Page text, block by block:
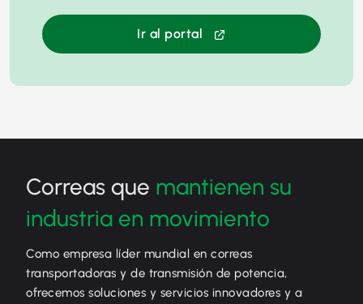
Ir al portal
Correas que mantienen su
industria en movimiento
Como empresa líder mundial en correas
transportadoras y de transmisión de potencia,
ofrecemos soluciones y servicios innovadores y a